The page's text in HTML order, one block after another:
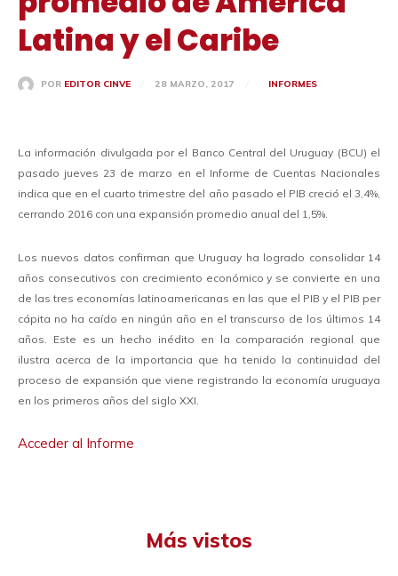
Latina y el Caribe
POR EDITOR CINVE 28 MARZO, 2017 INFORMES
La información divulgada por el Banco Central del Uruguay (BCU) el
pasado jueves 23 de marzo en el Informe de Cuentas Nacionales
indica que en el cuarto trimestre del año pasado el PIB creció el 3,4%,
cerrando 2016 con una expansión promedio anual del 1,5%.
Los nuevos datos confirman que Uruguay ha logrado consolidar 14
años consecutivos con crecimiento económico y se convierte en una
de las tres economías latinoamericanas en las que el PIB y el PIB per
cápita no ha caído en ningún año en el transcurso de los últimos 14
años. Este es un hecho inédito en la comparación regional que
ilustra acerca de la importancia que ha tenido la continuidad del
proceso de expansión que viene registrando la economía uruguaya
en los primeros años del siglo XXI.
Acceder al Informe
Más vistos